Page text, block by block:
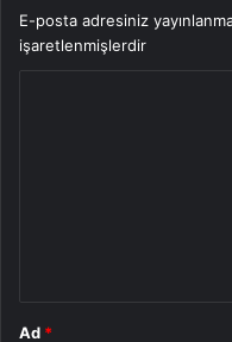
E-posta adresiniz
işaretlenmişlerdir
Ad *